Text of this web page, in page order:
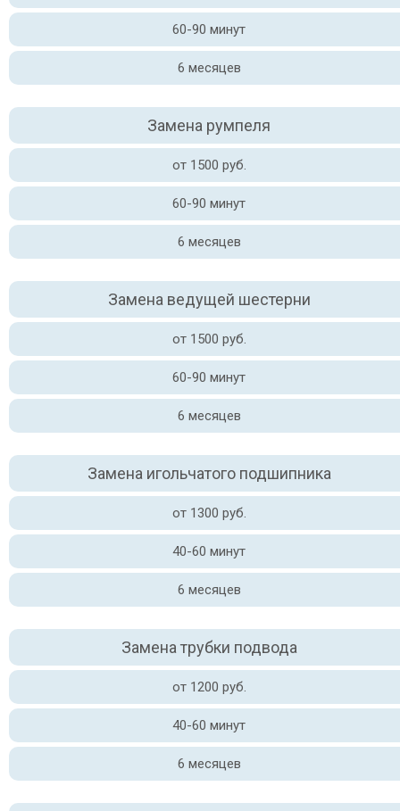
60-90 минут
6 месяцев
Замена румпеля
от 1500 руб.
60-90 минут
6 месяцев
Замена ведущей шестерни
от 1500 руб.
60-90 минут
6 месяцев
Замена игольчатого подшипника
от 1300 руб.
40-60 минут
6 месяцев
Замена трубки подвода
от 1200 руб.
40-60 минут
6 месяцев